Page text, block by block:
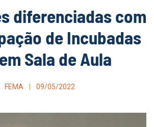
diferenciadas com
de Incubadas
Sala de Aula
FEMA 09/05/2022